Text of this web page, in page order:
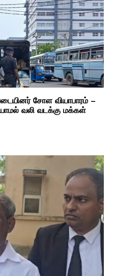
சோள வியாபாரம் –
வலி வடக்கு மக்கள்